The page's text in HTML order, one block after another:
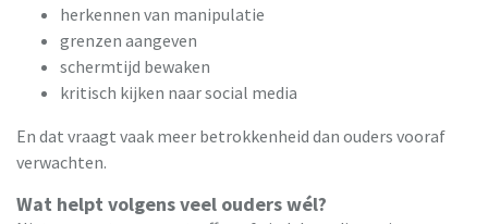
herkennen van manipulatie
grenzen aangeven
schermtijd bewaken
kritisch kijken naar social media
En dat vraagt vaak meer betrokkenheid dan ouders vooraf
verwachten.
Wat helpt volgens veel ouders wél?